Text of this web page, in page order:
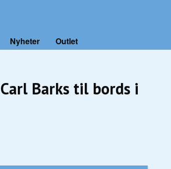
Nyheter Outlet
Barks til bords i